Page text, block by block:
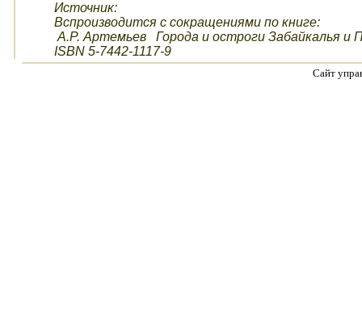
Источник:
Вспроизводится с сокращениями по книге:
А.Р. Артемьев Города и остроги Забайкалья и
ISBN 5-7442-1117-9
Сайт